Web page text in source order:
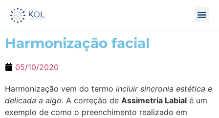
Harmonização facial
05/10/2020
Harmonização vem do termo incluir sincronia estética e
delicada a algo. A correção de Assimetria Labial é um
exemplo de como o preenchimento realizado em